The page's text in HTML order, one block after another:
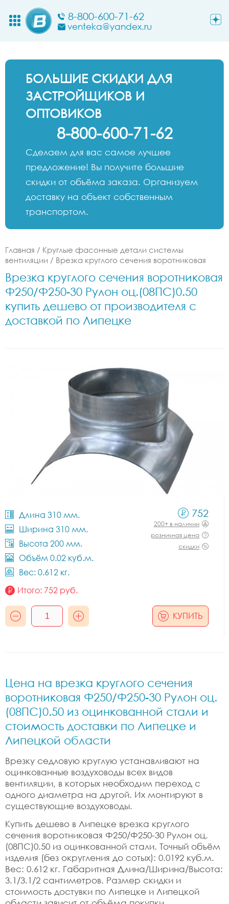
8-800-600-71-62
venteka@yandex.ru
БОЛЬШИЕ СКИДКИ ДЛЯ
ЗАСТРОЙЩИКОВ И
ОПТОВИКОВ
8-800-600-71-62
Сделаем для вас самое лучшее
предложение! Вы получите большие
скидки от объёма заказа. Организуем
доставку на объект собственным
транспортом.
Главная / Круглые фасонные детали системы
вентиляции / Врезка круглого сечения воротниковая
Врезка круглого сечения воротниковая
Ф250/Ф250-30 Рулон оц.(08ПС)0.50
купить дешево от производителя с
доставкой по Липецке
Длина 310 мм.
Ширина 310 мм.
Высота 200 мм.
Объём 0.02 куб.м.
Вес: 0.612 кг.
752
200+ в наличии
розничная цена
скидки
Итого: 752 руб.
КУПИТЬ
Цена на врезка круглого сечения
воротниковая Ф250/Ф250-30 Рулон оц.
(08ПС)0.50 из оцинкованной стали и
стоимость доставки по Липецке и
Липецкой области
Врезку седловую круглую устанавливают на
оцинкованные воздуховоды всех видов
вентиляции, в которых необходим переход с
одного диаметра на другой. Их монтируют в
существующие воздуховоды.
Купить дешево в Липецке врезка круглого
сечения воротниковая Ф250/Ф250-30 Рулон оц.
(08ПС)0.50 из оцинкованной стали. Точный объём
изделия (без округления до сотых): 0.0192 куб.м.
Вес: 0.612 кг. Габаритная Длина/Ширина/Высота:
3.1/3.1/2 сантиметров. Размер скидки и
стоимость достувки по Липецке и Липецкой